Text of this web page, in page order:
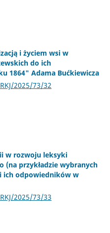
i życiem wsi w
do ich
1864" Adama Bućkiewicza
2025/73/32
w rozwoju leksyki
(na przykładzie wybranych
ich odpowiedników w
2025/73/33